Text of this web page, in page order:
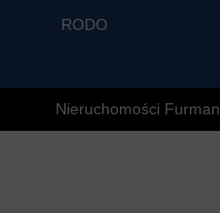
RODO
Nieruchomości Furman